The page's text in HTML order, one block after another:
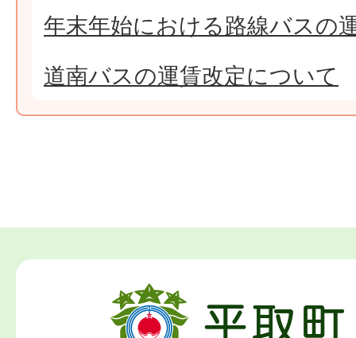
年末年始における路線バスの
道南バスの運賃改定について